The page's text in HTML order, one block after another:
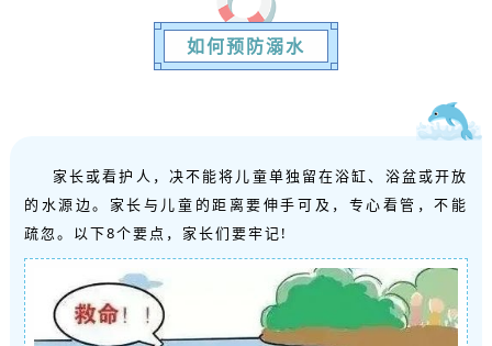
如何预防溺水
家长或看护人，决不能将儿童单独留在浴缸、浴盆或开放
的水源边。家长与儿童的距离要伸手可及，专心看管，不能
疏忽。以下8个要点，家长们要牢记!